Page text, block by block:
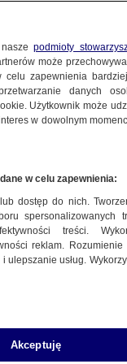
naszepodmioty
może
zapewnienia
danych
Użytkownik może
w dowolnym
w celu zapewnienia:
dostęp do nich.
spersonalizowanych
treści.
reklam.
ulepszanie usług.
Akceptuję